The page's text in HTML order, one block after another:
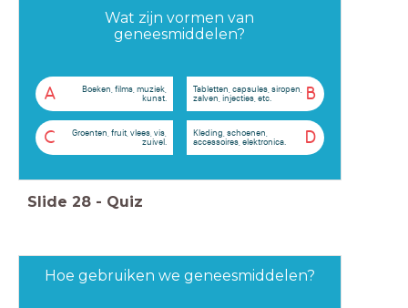
Wat zijn vormen van
geneesmiddelen?
A
Boeken, films, muziek,
kunst.
B
Tabletten, capsules, siropen,
zalven, injecties, etc.
C
Groenten, fruit, vlees, vis,
zuivel.
D
Kleding, schoenen,
accessoires, elektronica.
Slide 28 - Quiz
Hoe gebruiken we geneesmiddelen?